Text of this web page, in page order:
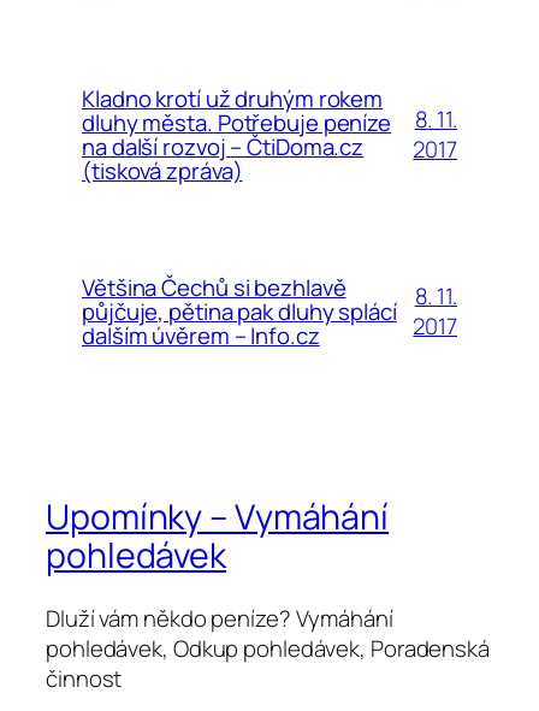
Kladno krotí už druhým rokem
dluhy města. Potřebuje peníze
na další rozvoj – ČtiDoma.cz
(tisková zpráva)
8. 11.
2017
Většina Čechů si bezhlavě
půjčuje, pětina pak dluhy splácí
dalším úvěrem – Info.cz
8. 11.
2017
Upomínky – Vymáhání
pohledávek
Dluží vám někdo peníze? Vymáhání
pohledávek, Odkup pohledávek, Poradenská
činnost